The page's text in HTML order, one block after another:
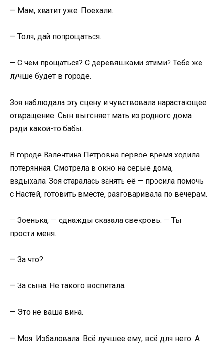
— Мам, хватит уже. Поехали.
— Толя, дай попрощаться.
— С чем прощаться? С деревяшками этими? Тебе же
лучше будет в городе.
Зоя наблюдала эту сцену и чувствовала нарастающее
отвращение. Сын выгоняет мать из родного дома
ради какой-то бабы.
В городе Валентина Петровна первое время ходила
потерянная. Смотрела в окно на серые дома,
вздыхала. Зоя старалась занять её — просила помочь
с Настей, готовить вместе, разговаривала по вечерам.
— Зоенька, — однажды сказала свекровь. — Ты
прости меня.
— За что?
— За сына. Не такого воспитала.
— Это не ваша вина.
— Моя. Избаловала. Всё лучшее ему, всё для него. А